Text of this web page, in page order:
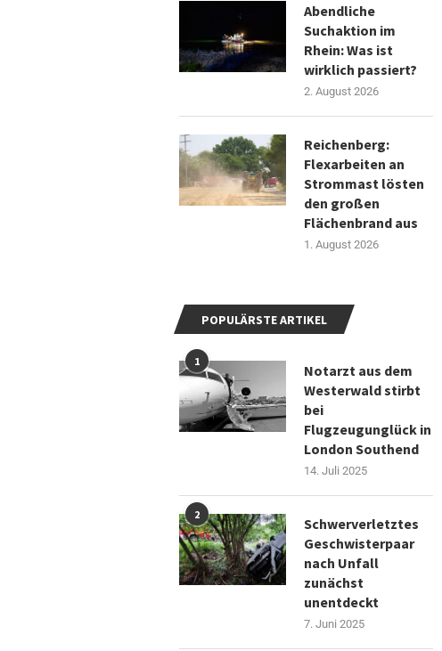
Abendliche
Suchaktion im
Rhein: Was ist
wirklich passiert?
2. August 2026
Reichenberg:
Flexarbeiten an
Strommast lösten
den großen
Flächenbrand aus
1. August 2026
POPULÄRSTE ARTIKEL
1
Notarzt aus dem
Westerwald stirbt
bei
Flugzeugunglück in
London Southend
14. Juli 2025
2
Schwerverletztes
Geschwisterpaar
nach Unfall
zunächst
unentdeckt
7. Juni 2025